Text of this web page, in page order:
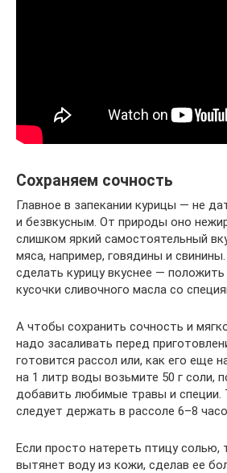
Сохраняем сочность
Главное в запекании курицы — не
и безвкусным. От природы оно
слишком яркий самостоятельный
мяса, например, говядины и
сделать курицу вкуснее —
кусочки сливочного масла со
А чтобы сохранить сочность и
надо засаливать перед
готовится рассол или, как его еще
на 1 литр воды возьмите 50 г соли,
добавить любимые травы и специи.
следует держать в рассоле 6–8
Если просто натереть птицу солью,
вытянет воду из кожи, сделав ее